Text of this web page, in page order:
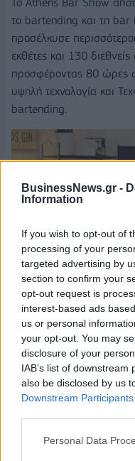
BusinessNews.gr -
Information
If you wish to opt-out of
processing of your
targeted advertising by
section to confirm your
opt-out request is
interest-based ads
us or personal
your opt-out. You may
disclosure of your
IAB’s list of
also be disclosed by us
Downstream Participants
Personal Data
το bartending και τη bar
προσέλκυσε
εκθέτες και 130
προσφέροντας 80 ώρες
υψηλή τεχνολογία και
bartending.
Μπάμπης Καϊδαλίδης,
Greece
Μέσα από την Athens
πόλη «έζησε» στον